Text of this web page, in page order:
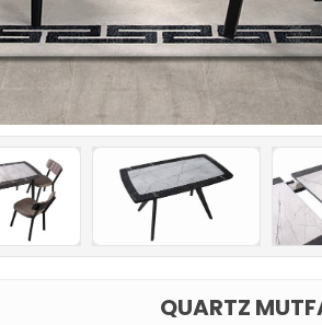
QUARTZ